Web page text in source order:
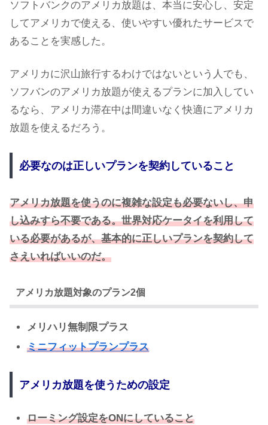
ソフトバンクのアメリカ放題は、本当に安心し、安定
してアメリカで使える、使いやすい優れたサービスで
あることを実感した。
アメリカに沢山旅行するわけではないという人でも、
ソフバンのアメリカ放題が使えるプランに加入してい
るなら、アメリカ滞在中は間違いなく快適にアメリカ
放題を使えるだろう。
必要なのは正しいプランを契約していること
アメリカ放題を使うのに複雑な設定も必要ないし、申
し込みすら不要である。世界対応ケータイを利用して
いる必要があるが、基本的に正しいプランを契約して
さえいればいいのだ。
アメリカ放題対象のプラン2個
メリハリ無制限プラス
ミニフィットプランプラス
アメリカ放題を使うための設定
ローミング設定をONにしていること